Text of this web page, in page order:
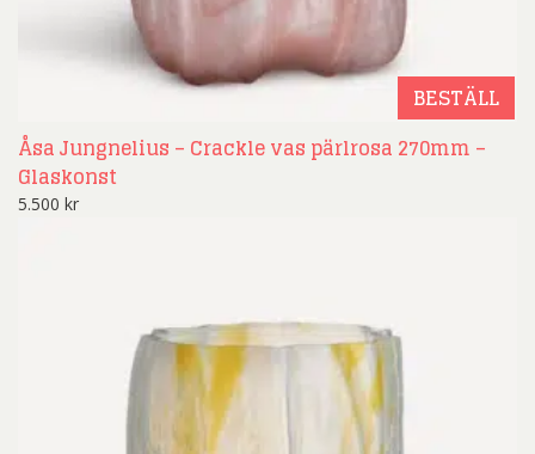
BESTÄLL
Åsa Jungnelius – Crackle vas pärlrosa 270mm –
Glaskonst
5.500 kr